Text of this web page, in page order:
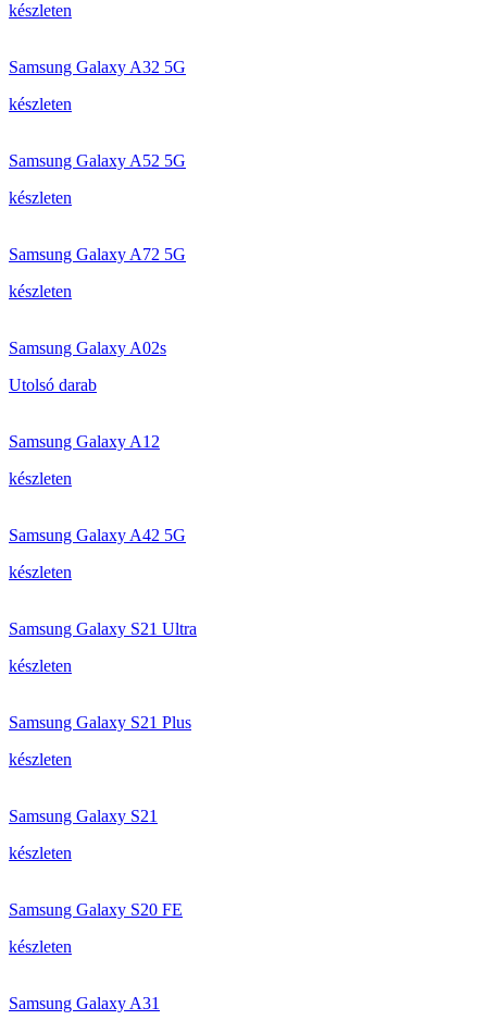
készleten
Samsung Galaxy A32 5G
készleten
Samsung Galaxy A52 5G
készleten
Samsung Galaxy A72 5G
készleten
Samsung Galaxy A02s
Utolsó darab
Samsung Galaxy A12
készleten
Samsung Galaxy A42 5G
készleten
Samsung Galaxy S21 Ultra
készleten
Samsung Galaxy S21 Plus
készleten
Samsung Galaxy S21
készleten
Samsung Galaxy S20 FE
készleten
Samsung Galaxy A31